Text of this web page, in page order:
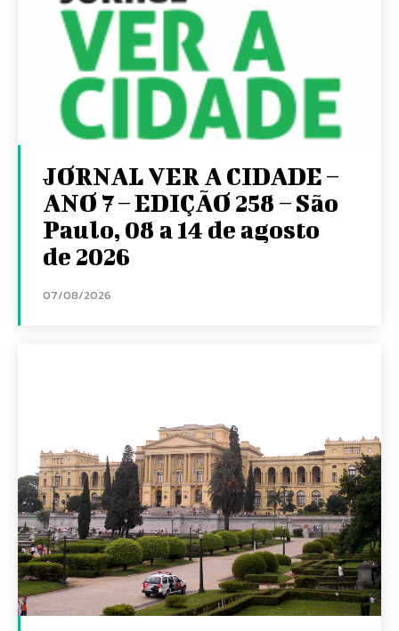
JORNAL VER A CIDADE –
ANO 7 – EDIÇÃO 258 – São
Paulo, 08 a 14 de agosto
de 2026
07/08/2026